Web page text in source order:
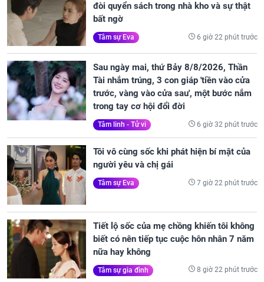
đòi quyển sách trong nhà kho và sự thật
bất ngờ
Tâm sự Eva 6 giờ 22 phút trước
Sau ngày mai, thứ Bảy 8/8/2026, Thần
Tài nhắm trúng, 3 con giáp 'tiền vào cửa
trước, vàng vào cửa sau', một bước nắm
trong tay cơ hội đổi đời
Tâm linh - Tử vi 6 giờ 32 phút trước
Tôi vô cùng sốc khi phát hiện bí mật của
người yêu và chị gái
Tâm sự Eva 7 giờ 22 phút trước
Tiết lộ sốc của mẹ chồng khiến tôi không
biết có nên tiếp tục cuộc hôn nhân 7 năm
nữa hay không
Tâm sự gia đình 8 giờ 22 phút trước